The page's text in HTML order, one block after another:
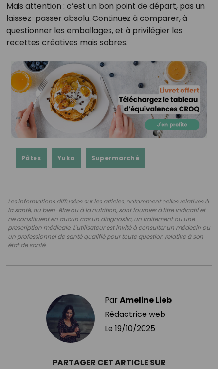
Mais attention : c’est un bon point de départ, pas un
laissez-passer absolu. Continuez à comparer, à
questionner les emballages, et à privilégier les
recettes créatives mais sobres.
Pâtes Yuka Supermarché
Les informations diffusées sur les articles, notamment celles relatives à
la santé, au bien-être ou à la nutrition, sont fournies à titre indicatif et
ne constituent en aucun cas un diagnostic, un traitement ou une
prescription médicale. L'utilisateur est invité à consulter un médecin ou
un professionnel de santé qualifié pour toute question relative à son
état de santé.
ParAmeline Lieb
Rédactrice web
Le 19/10/2025
PARTAGER CET ARTICLE SUR